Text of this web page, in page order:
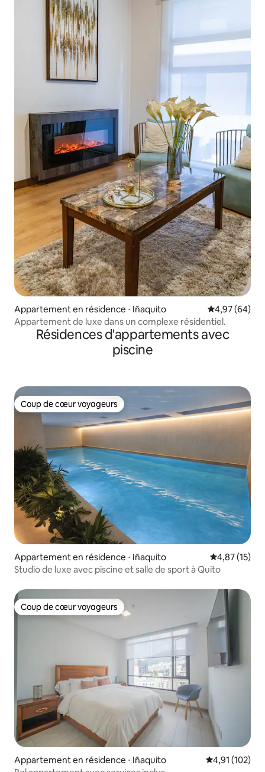
Appartement en résidence ⋅ Iñaquito Évaluation
4,97 (64)
Appartement de luxe dans un complexe résidentiel.
Résidences d'appartements avec
piscine
Coup de cœur voyageurs
Coup de cœur voyageurs
Appartement en résidence ⋅ Iñaquito Évaluation
4,87 (15)
Studio de luxe avec piscine et salle de sport à Quito
Coup de cœur voyageurs
Coup de cœur voyageurs
Appartement en résidence ⋅ Iñaquito Évaluation
4,91 (102)